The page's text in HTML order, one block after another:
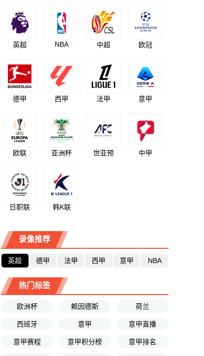
英超 NBA 中超 欧冠
德甲 西甲 法甲 意甲
欧联 亚洲杯 世亚预 中甲
日职联 韩K联
录像推荐
英超 德甲 法甲 西甲 意甲 NBA
热门标签
欧洲杯 赖因德斯 荷兰
西班牙 意甲 意甲直播
意甲赛程 意甲积分榜 意甲排名